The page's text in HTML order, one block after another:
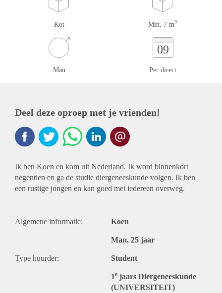
Kot Min. 7 m2
Man
09
Per direct
Deel deze oproep met je vrienden!
Ik ben Koen en kom uit Nederland. Ik word binnenkort
negentien en ga de studie diergeneeskunde volgen. Ik ben
een rustige jongen en kan goed met iedereen overweg.
Algemene informatie: Koen
Man, 25 jaar
Type huurder: Student
1e jaars Diergeneeskunde
(UNIVERSITEIT)